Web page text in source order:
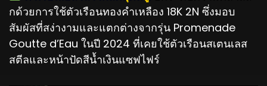
กด้วยการใช้ตัวเรือนทองคำเหลือง 18K 2N ซึ่งมอบ
สัมผัสที่สง่างามและแตกต่างจากรุ่น Promenade
Goutte d’Eau ในปี 2024 ที่เคยใช้ตัวเรือนสเตนเลส
สตีลและหน้าปัดสีน้ำเงินแซฟไฟร์